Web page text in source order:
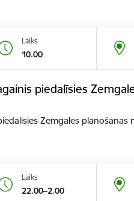
Laiks
10.00
piedalīsies
Zemgales
Laiks
22.00–2.00